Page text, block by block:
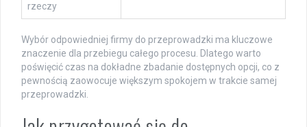
rzeczy
Wybór odpowiedniej firmy do przeprowadzki ma kluczowe
znaczenie dla przebiegu całego procesu. Dlatego warto
poświęcić czas na dokładne zbadanie dostępnych opcji, co z
pewnością zaowocuje większym spokojem w trakcie samej
przeprowadzki.